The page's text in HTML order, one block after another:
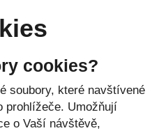
cookies?
soubory, které navštívené
prohlížeče. Umožňují
o Vaší návštěvě,